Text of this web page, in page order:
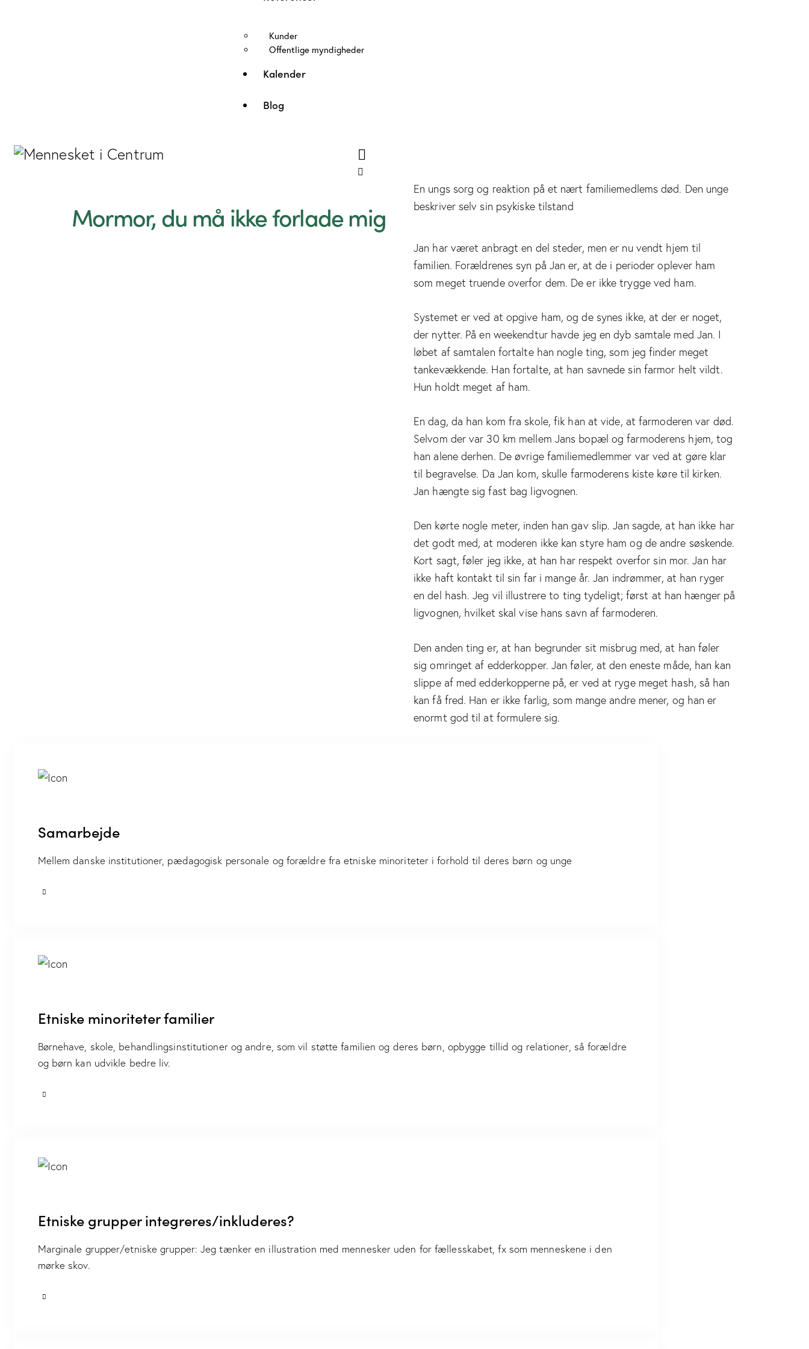
Kunder
Offentlige myndigheder
Kalender
Blog
Mormor, du må ikke forlade mig
En ungs sorg og reaktion på et nært familiemedlems død. Den unge
beskriver selv sin psykiske tilstand
Jan har været anbragt en del steder, men er nu vendt hjem til
familien. Forældrenes syn på Jan er, at de i perioder oplever ham
som meget truende overfor dem. De er ikke trygge ved ham.
Systemet er ved at opgive ham, og de synes ikke, at der er noget,
der nytter. På en weekendtur havde jeg en dyb samtale med Jan. I
løbet af samtalen fortalte han nogle ting, som jeg finder meget
tankevækkende. Han fortalte, at han savnede sin farmor helt vildt.
Hun holdt meget af ham.
En dag, da han kom fra skole, fik han at vide, at farmoderen var død.
Selvom der var 30 km mellem Jans bopæl og farmoderens hjem, tog
han alene derhen. De øvrige familiemedlemmer var ved at gøre klar
til begravelse. Da Jan kom, skulle farmoderens kiste køre til kirken.
Jan hængte sig fast bag ligvognen.
Den kørte nogle meter, inden han gav slip. Jan sagde, at han ikke har
det godt med, at moderen ikke kan styre ham og de andre søskende.
Kort sagt, føler jeg ikke, at han har respekt overfor sin mor. Jan har
ikke haft kontakt til sin far i mange år. Jan indrømmer, at han ryger
en del hash. Jeg vil illustrere to ting tydeligt; først at han hænger på
ligvognen, hvilket skal vise hans savn af farmoderen.
Den anden ting er, at han begrunder sit misbrug med, at han føler
sig omringet af edderkopper. Jan føler, at den eneste måde, han kan
slippe af med edderkopperne på, er ved at ryge meget hash, så han
kan få fred. Han er ikke farlig, som mange andre mener, og han er
enormt god til at formulere sig.
Samarbejde
Mellem danske institutioner, pædagogisk personale og forældre fra etniske minoriteter i forhold til deres børn og unge
Etniske minoriteter familier
Børnehave, skole, behandlingsinstitutioner og andre, som vil støtte familien og deres børn, opbygge tillid og relationer, så forældre
og børn kan udvikle bedre liv.
Etniske grupper integreres/inkluderes?
Marginale grupper/etniske grupper: Jeg tænker en illustration med mennesker uden for fællesskabet, fx som menneskene i den
mørke skov.